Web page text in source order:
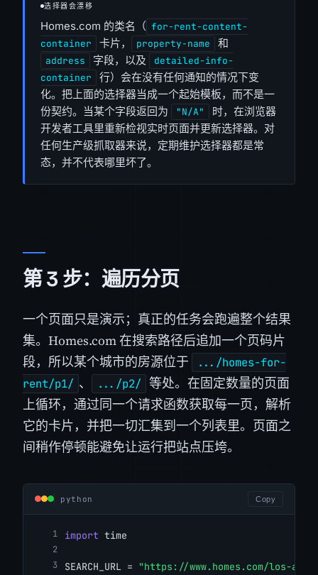
选择器会漂移
Homes.com 的类名（ for-rent-content-
container
卡片， property-name 和
address 字段，以及
detailed-info-
container
行）会在没有任何通知的情况下变
化。把上面的选择器当成一个起始模板，而不是一
份契约。当某个字段返回为
"N/A"
时，在浏览器
开发者工具里重新检视实时页面并更新选择器。对
任何生产级抓取器来说，定期维护选择器都是常
态，并不代表哪里坏了。
第 3 步：遍历分页
一个页面只是演示；真正的任务会跑遍整个结果
集。Homes.com 在搜索路径后追加一个页码片
段，所以某个城市的房源位于
.../homes-for-
rent/p1/ 、 .../p2/ 等处。在固定数量的页面
上循环，通过同一个请求函数获取每一页，解析
它的卡片，并把一切汇集到一个列表里。页面之
间稍作停顿能避免让运行把站点压垮。
python Copy
import time
SEARCH_URL =
"https://www.homes.com/los-